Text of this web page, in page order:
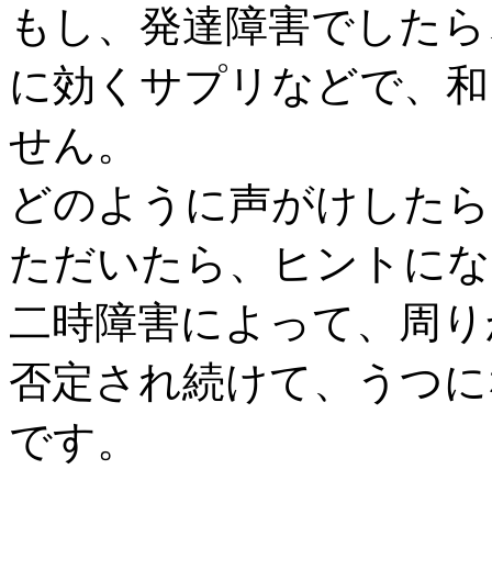
もし、発達障害でした
に効くサプリなどで、
せん。
どのように声がけした
ただいたら、ヒントに
二時障害によって、周
否定され続けて、うつ
です。